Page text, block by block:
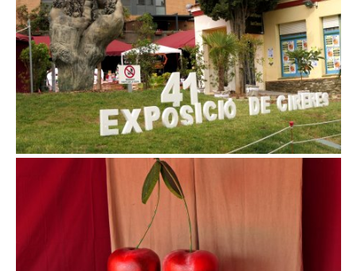
Exposició de Cireres a Sant Climent de Llobregat